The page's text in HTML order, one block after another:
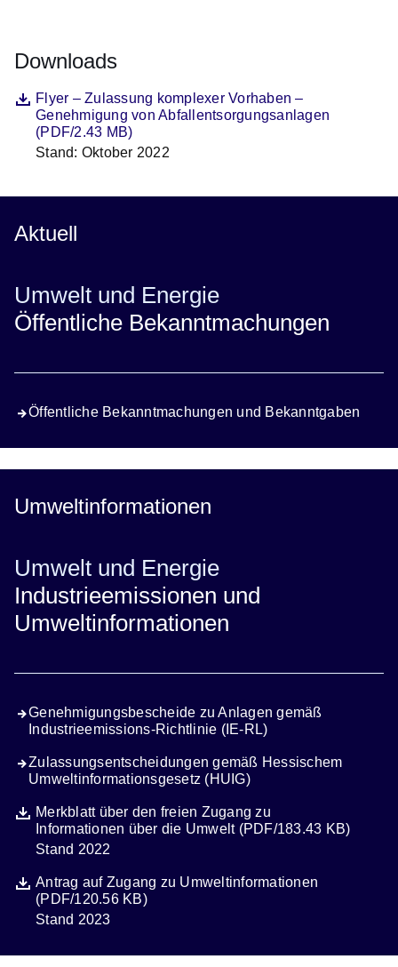
Downloads
DateiFlyer – Zulassung komplexer Vorhaben –
Genehmigung von Abfallentsorgungsanlagen
(PDF/2.43 MB)
Öffnet sich in einem neuen Fenster
Beschreibung
Stand: Oktober 2022
Aktuell
Umwelt und Energie
Öffentliche Bekanntmachungen
Öffentliche Bekanntmachungen und Bekanntgaben
Umweltinformationen
Umwelt und Energie
Industrieemissionen und
Umweltinformationen
Genehmigungsbescheide zu Anlagen gemäß
Industrieemissions-Richtlinie (IE-RL)
Zulassungsentscheidungen gemäß Hessischem
Umweltinformationsgesetz (HUIG)
DateiMerkblatt über den freien Zugang zu
Informationen über die Umwelt (PDF/183.43 KB)
Öffnet sich in einem neuen Fenster
Beschreibung
Stand 2022
DateiAntrag auf Zugang zu Umweltinformationen
(PDF/120.56 KB)
Öffnet sich in einem neuen Fenster
Beschreibung
Stand 2023